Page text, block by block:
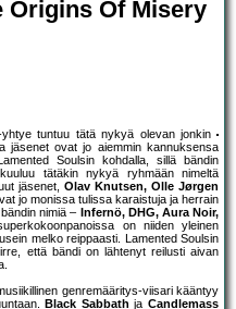
Origins Of Misery
tuntuu tätä nykyä olevan jonkin
jäsenet ovat jo aiemmin kannuksensa
Soulsin kohdalla, sillä bändin
tätäkin nykyä ryhmään nimeltä
jäsenet, Olav Knutsen, Olle Jørgen
jo monissa tulissa karaistuja ja herrain
nimiä – Infernö, DHG, Aura Noir,
on niiden yleinen
melko reippaasti. Lamented Soulsin
että bändi on lähtenyt reilusti aivan
genremääritys-viisari kääntyy
Black Sabbath jaCandlemass